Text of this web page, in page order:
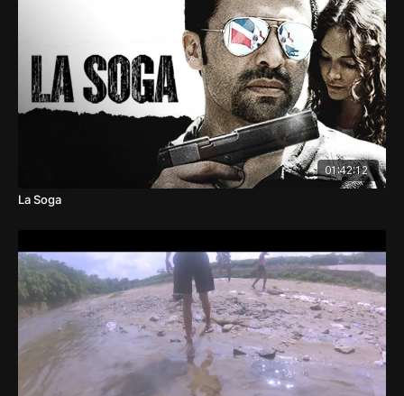
se extendió hasta el 30 de mayo de 1961, con la muerte del
tirano, y fueron los hombres de la Raza Inmortal quienes nos
motivaron a perder el miedo.
01:42:12
La Soga